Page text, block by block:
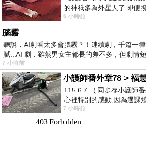
的神祇多為外星人了 即便
驚世駭俗的神通法門 也未必
6 小時前
腦霧
聽說，AI劇看太多會腦霧？！連續劇，千篇一
膩...AI 劇，雖然男女主都長的差不多，但劇情
7 小時前
115.6.7 ( 同步存小護師番
心裡特別的感動,因為選課
智課的她,特來傾
7 小時前